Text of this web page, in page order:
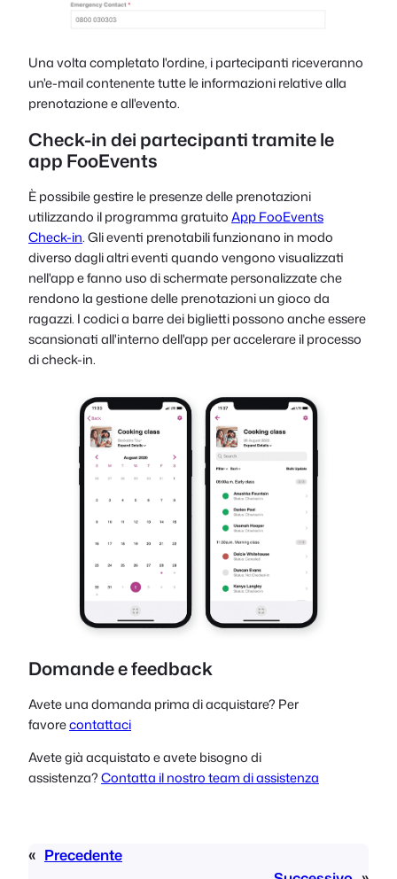
Una volta completato l'ordine, i partecipanti riceveranno
un'e-mail contenente tutte le informazioni relative alla
prenotazione e all'evento.
Check-in dei partecipanti tramite le
app FooEvents
È possibile gestire le presenze delle prenotazioni
utilizzando il programma gratuitoApp FooEvents
Check-in. Gli eventi prenotabili funzionano in modo
diverso dagli altri eventi quando vengono visualizzati
nell'app e fanno uso di schermate personalizzate che
rendono la gestione delle prenotazioni un gioco da
ragazzi. I codici a barre dei biglietti possono anche essere
scansionati all'interno dell'app per accelerare il processo
di check-in.
Domande e feedback
Avete una domanda prima di acquistare? Per
favorecontattaci
Avete già acquistato e avete bisogno di
assistenza?Contatta il nostro team di assistenza
« Precedente